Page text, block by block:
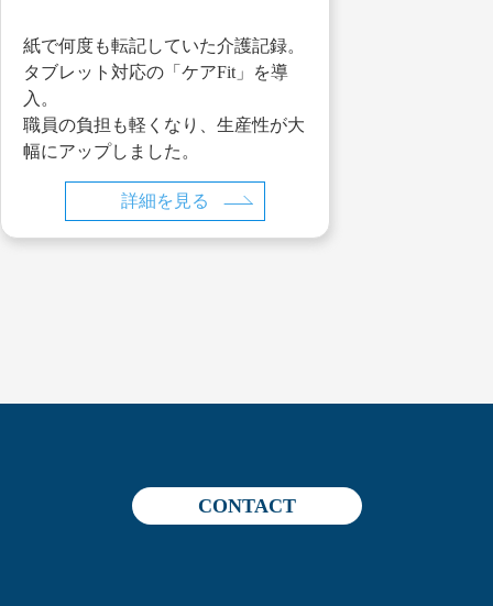
紙で何度も転記していた介護記録。
タブレット対応の「ケアFit」を導
入。
職員の負担も軽くなり、生産性が大
幅にアップしました。
詳細を見る
CONTACT